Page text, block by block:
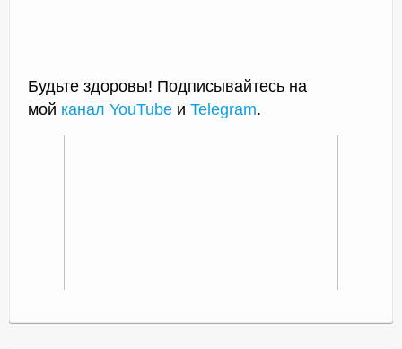
Будьте здоровы! Подписывайтесь на
мой канал YouTube и Telegram.